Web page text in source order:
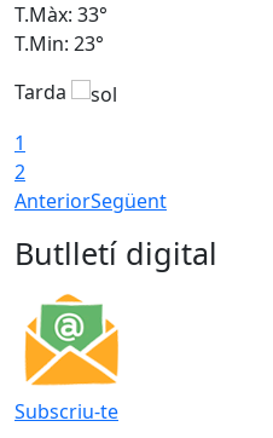
T.Màx: 33°
T.Min: 23°
Tarda
1
2
AnteriorSegüent
Butlletí digital
Subscriu-te